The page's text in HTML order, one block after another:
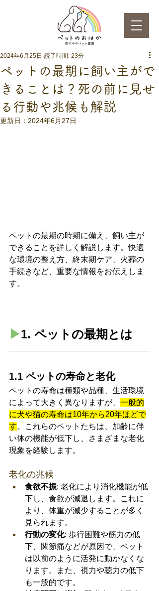
ペットの最期に飼い主がで
きることは？死の前に見せ
る行動や兆候も解説
2024年6月25日 読了時間: 23分
更新日： 2024年6月27日
ペットの最期の時期に備え、飼い主が
できることを詳しく解説します。快適
な環境の整え方、終末期ケア、火葬の
手続きなど、重要な情報をお伝えしま
す。
▶︎1. ペットの最期とは
1.1 ペットの寿命と老化
ペットの寿命は種類や品種、生活環境
によって大きく異なりますが、 一般的
に犬や猫の寿命は10年から20年ほどで
す。これらのペットたちは、加齢に伴
い体の機能が低下し、さまざまな老化
現象を経験します。
老化の兆候
食欲不振: 老化により消化機能が低
下し、食欲が減退します。これに
より、体重が減少することが多く
見られます。
行動の変化: 歩行困難や筋力の低
下、関節痛などが原因で、ペット
は以前のように活発に動かなくな
ります。また、視力や聴力の低下
も一般的です。